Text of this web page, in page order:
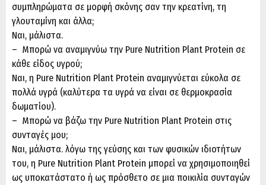
συμπληρώματα σε μορφή σκόνης σαν την κρεατίνη, τη
γλουταμίνη και άλλα;
Ναι, μάλιστα.
– Μπορώ να αναμιγνύω την Pure Nutrition Plant Protein σε
κάθε είδος υγρού;
Ναι, η Pure Nutrition Plant Protein αναμιγνύεται εύκολα σε
πολλά υγρά (καλύτερα τα υγρά να είναι σε θερμοκρασία
δωματίου).
– Μπορώ να βάζω την Pure Nutrition Plant Protein στις
συνταγές μου;
Ναι, μάλιστα. λόγω της γεύσης και των φυσικών ιδιοτήτων
του, η Pure Nutrition Plant Protein μπορεί να χρησιμοποιηθεί
ως υποκατάστατο ή ως πρόσθετο σε μια ποικιλία συνταγών